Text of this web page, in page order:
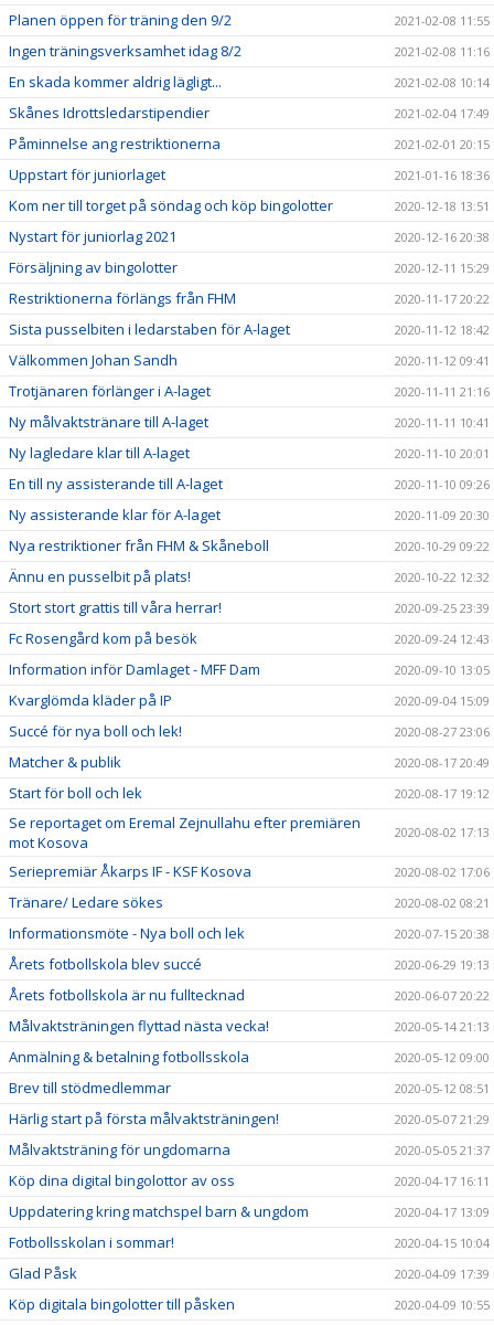
Planen öppen för träning den 9/2 2021-02-08 11:55
Ingen träningsverksamhet idag 8/2 2021-02-08 11:16
En skada kommer aldrig lägligt... 2021-02-08 10:14
Skånes Idrottsledarstipendier 2021-02-04 17:49
Påminnelse ang restriktionerna 2021-02-01 20:15
Uppstart för juniorlaget 2021-01-16 18:36
Kom ner till torget på söndag och köp bingolotter 2020-12-18 13:51
Nystart för juniorlag 2021 2020-12-16 20:38
Försäljning av bingolotter 2020-12-11 15:29
Restriktionerna förlängs från FHM 2020-11-17 20:22
Sista pusselbiten i ledarstaben för A-laget 2020-11-12 18:42
Välkommen Johan Sandh 2020-11-12 09:41
Trotjänaren förlänger i A-laget 2020-11-11 21:16
Ny målvaktstränare till A-laget 2020-11-11 10:41
Ny lagledare klar till A-laget 2020-11-10 20:01
En till ny assisterande till A-laget 2020-11-10 09:26
Ny assisterande klar för A-laget 2020-11-09 20:30
Nya restriktioner från FHM & Skåneboll 2020-10-29 09:22
Ännu en pusselbit på plats! 2020-10-22 12:32
Stort stort grattis till våra herrar! 2020-09-25 23:39
Fc Rosengård kom på besök 2020-09-24 12:43
Information inför Damlaget - MFF Dam 2020-09-10 13:05
Kvarglömda kläder på IP 2020-09-04 15:09
Succé för nya boll och lek! 2020-08-27 23:06
Matcher & publik 2020-08-17 20:49
Start för boll och lek 2020-08-17 19:12
Se reportaget om Eremal Zejnullahu efter premiären
mot Kosova
2020-08-02 17:13
Seriepremiär Åkarps IF - KSF Kosova 2020-08-02 17:06
Tränare/ Ledare sökes 2020-08-02 08:21
Informationsmöte - Nya boll och lek 2020-07-15 20:38
Årets fotbollskola blev succé 2020-06-29 19:13
Årets fotbollskola är nu fulltecknad 2020-06-07 20:22
Målvaktsträningen flyttad nästa vecka! 2020-05-14 21:13
Anmälning & betalning fotbollsskola 2020-05-12 09:00
Brev till stödmedlemmar 2020-05-12 08:51
Härlig start på första målvaktsträningen! 2020-05-07 21:29
Målvaktsträning för ungdomarna 2020-05-05 21:37
Köp dina digital bingolottor av oss 2020-04-17 16:11
Uppdatering kring matchspel barn & ungdom 2020-04-17 13:09
Fotbollsskolan i sommar! 2020-04-15 10:04
Glad Påsk 2020-04-09 17:39
Köp digitala bingolotter till påsken 2020-04-09 10:55